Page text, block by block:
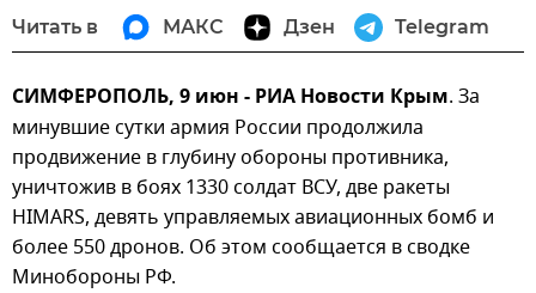
Читать в МАКС Дзен Telegram
СИМФЕРОПОЛЬ, 9 июн - РИА Новости Крым. За
минувшие сутки армия России продолжила
продвижение в глубину обороны противника,
уничтожив в боях 1330 солдат ВСУ, две ракеты
HIMARS, девять управляемых авиационных бомб и
более 550 дронов. Об этом сообщается в сводке
Минобороны РФ.